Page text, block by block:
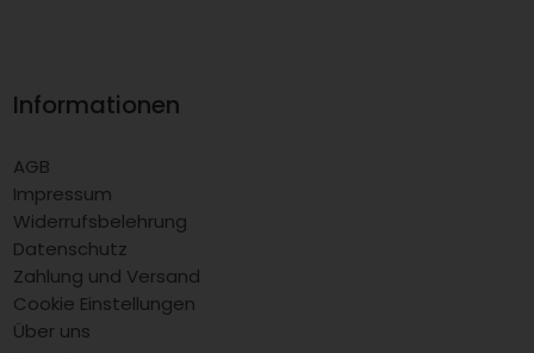
Informationen
AGB
Impressum
Widerrufsbelehrung
Datenschutz
Zahlung und Versand
Cookie Einstellungen
Über uns